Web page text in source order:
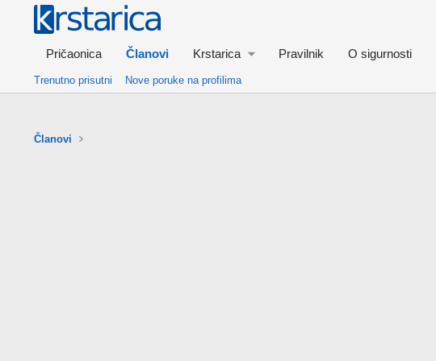
Pričaonica Članovi Krstarica Pravilnik O sigurnosti
Trenutno prisutni Nove poruke na profilima
Članovi